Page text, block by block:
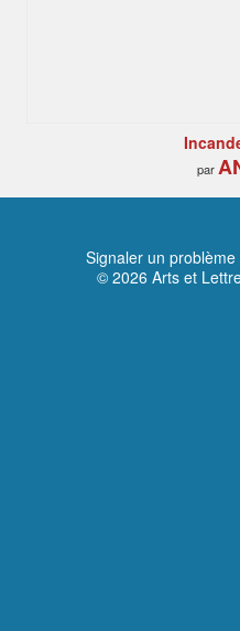
par
Signaler un problème
© 2026 Arts et